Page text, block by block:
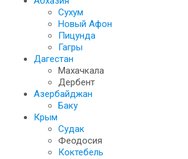
Сухум
Новый Афон
Пицунда
Гагры
Дагестан
Махачкала
Дербент
Азербайджан
Баку
Крым
Судак
Феодосия
Коктебель